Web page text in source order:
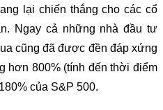
lại chiến thắng cho các cổ
Ngay cả những nhà đầu tư
cũng đã được đền đáp xứng
hơn 800% (tính đến thời điểm
của S&P 500.